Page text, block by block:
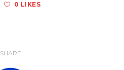
0 LIKES
SHARE